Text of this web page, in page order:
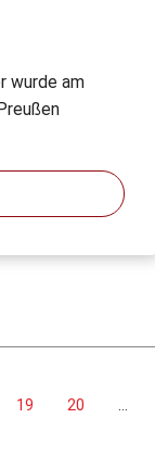
wurde am
19 20